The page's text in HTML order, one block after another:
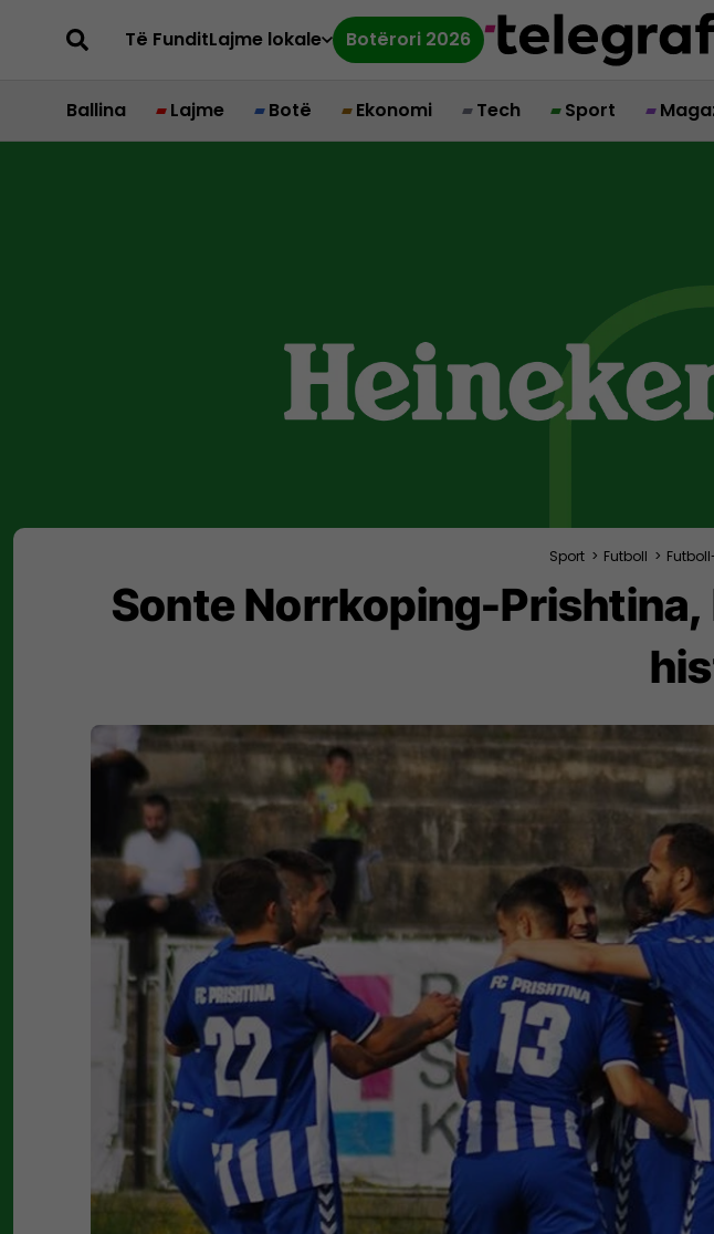
Të FunditLajme lokale Botërori 2026
Ballina Lajme Botë Ekonomi Tech Sport
Sport > Futboll >
​Sonte Norrkoping-